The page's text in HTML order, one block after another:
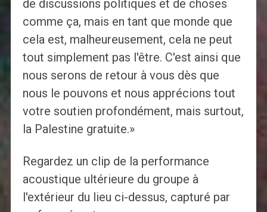
de discussions politiques et de choses
comme ça, mais en tant que monde que
cela est, malheureusement, cela ne peut
tout simplement pas l'être. C'est ainsi que
nous serons de retour à vous dès que
nous le pouvons et nous apprécions tout
votre soutien profondément, mais surtout,
la Palestine gratuite.»
Regardez un clip de la performance
acoustique ultérieure du groupe à
l'extérieur du lieu ci-dessus, capturé par